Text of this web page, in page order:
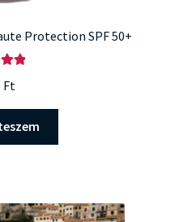
Protection SPF 50+
Ft